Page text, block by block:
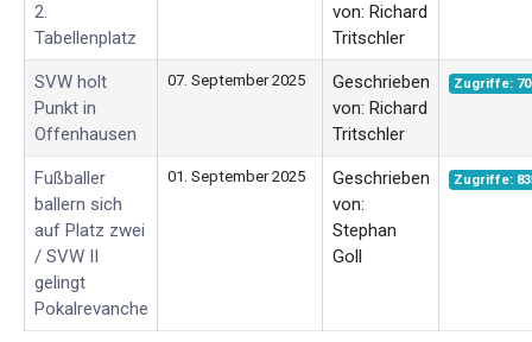
2.
Tabellenplatz
von: Richard
Tritschler
SVW holt
Punkt in
Offenhausen
07. September 2025
Geschrieben
von: Richard
Tritschler
Zugriffe:
Fußballer
ballern sich
auf Platz zwei
/ SVW II
gelingt
Pokalrevanche
01. September 2025
Geschrieben
von:
Stephan
Goll
Zugriffe: